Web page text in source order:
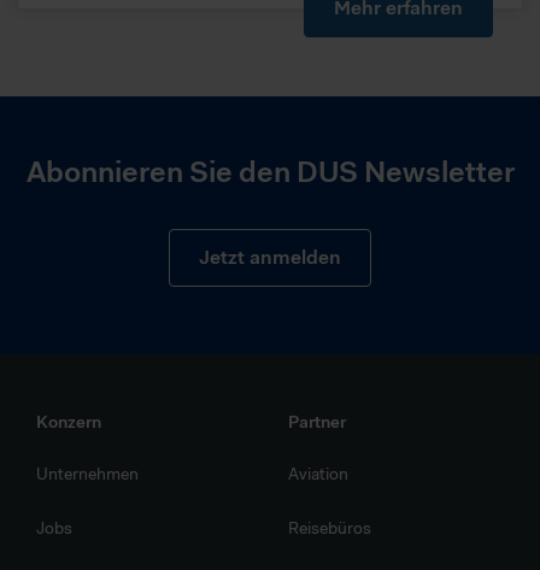
Mehr erfahren
Abonnieren Sie den DUS Newsletter
Jetzt anmelden
Konzern
Unternehmen
Jobs
Partner
Aviation
Reisebüros